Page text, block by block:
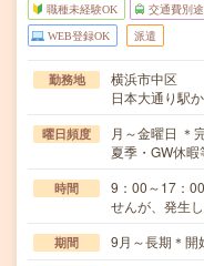
職種未経験OK 交通費別
WEB登録OK 派遣
勤務地
横浜市中区
日本大通り駅
曜日頻度
月～金曜日 ＊
夏季・GW休
時間
9：00～17：
せんが、発生
期間 9月～長期＊開